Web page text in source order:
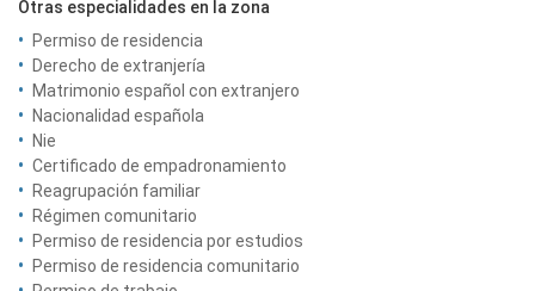
Otras especialidades en la zona
Permiso de residencia
Derecho de extranjería
Matrimonio español con extranjero
Nacionalidad española
Nie
Certificado de empadronamiento
Reagrupación familiar
Régimen comunitario
Permiso de residencia por estudios
Permiso de residencia comunitario